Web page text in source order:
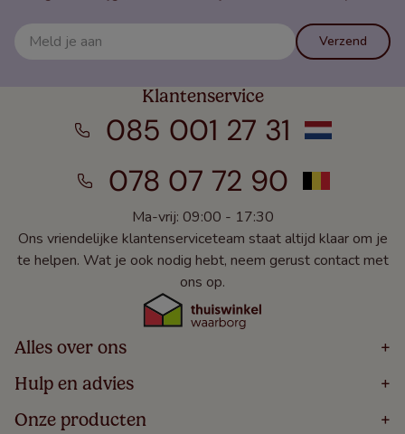
Verzend
Klantenservice
085 001 27 31
078 07 72 90
Ma-vrij: 09:00 - 17:30
Ons vriendelijke klantenserviceteam staat altijd klaar om je
te helpen. Wat je ook nodig hebt, neem gerust contact met
ons op.
Alles over ons +
Home
Over
Bestellen
Hulp en advies +
Volg Je Bestelling
Onze producten +